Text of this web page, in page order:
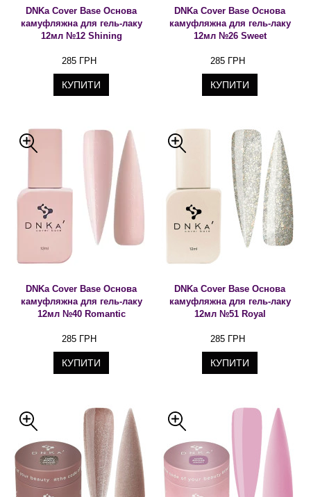
DNKa Cover Base Основа
камуфляжна для гель-лаку
12мл №12 Shining
285 ГРН
КУПИТИ
DNKa Cover Base Основа
камуфляжна для гель-лаку
12мл №26 Sweet
285 ГРН
КУПИТИ
DNKa Cover Base Основа
камуфляжна для гель-лаку
12мл №40 Romantic
285 ГРН
КУПИТИ
DNKa Cover Base Основа
камуфляжна для гель-лаку
12мл №51 Royal
285 ГРН
КУПИТИ